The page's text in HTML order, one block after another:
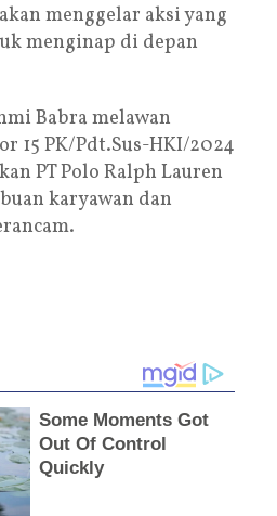
menggelar aksi yang
menginap di depan
Babra melawan
15 PK/Pdt.Sus-HKI/2024
PT Polo Ralph Lauren
karyawan dan